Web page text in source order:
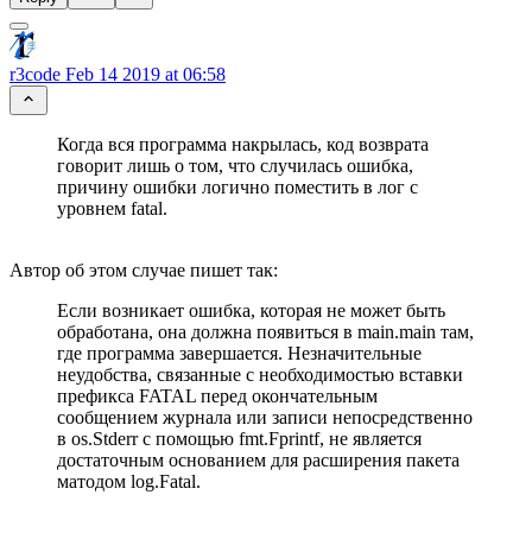
r3code Feb 14 2019 at 06:58
Когда вся программа накрылась, код возврата
говорит лишь о том, что случилась ошибка,
причину ошибки логично поместить в лог с
уровнем fatal.
Автор об этом случае пишет так:
Если возникает ошибка, которая не может быть
обработана, она должна появиться в main.main там,
где программа завершается. Незначительные
неудобства, связанные с необходимостью вставки
префикса FATAL перед окончательным
сообщением журнала или записи непосредственно
в os.Stderr с помощью fmt.Fprintf, не является
достаточным основанием для расширения пакета
матодом log.Fatal.